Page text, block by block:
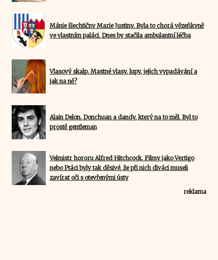
Mánie šlechtičny Marie Justiny. Byla to chorá vězeňkyně
ve vlastním paláci. Dnes by stačila ambulantní léčba
Vlasový skalp. Mastné vlasy, lupy, jejich vypadávání a
jak na ně?
Alain Delon. Donchuan a dandy, který na to měl. Byl to
prostě gentleman
Velmistr hororu Alfred Hitchcock. Filmy jako Vertigo
nebo Ptáci byly tak děsivé, že při nich diváci museli
zavírat oči s otevřenými ústy
reklama